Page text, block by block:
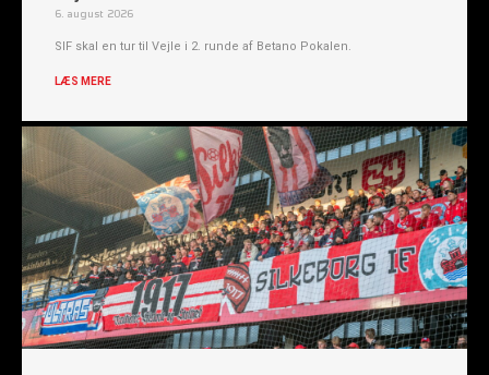
6. august 2026
SIF skal en tur til Vejle i 2. runde af Betano Pokalen.
LÆS MERE